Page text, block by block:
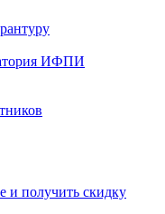
ИФПИ
и получить скидку